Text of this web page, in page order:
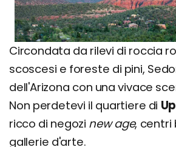
Circondata da rilevi di roccia
scoscesi e foreste di pini,
dell'Arizona con una vivace
Non perdetevi il quartiere di
ricco di negozi new age, centri
gallerie d'arte.